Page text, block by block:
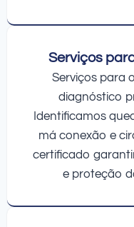
Serviços
Serviços para
diagnóstico
Identificamos
má conexão e
certificado
e proteção